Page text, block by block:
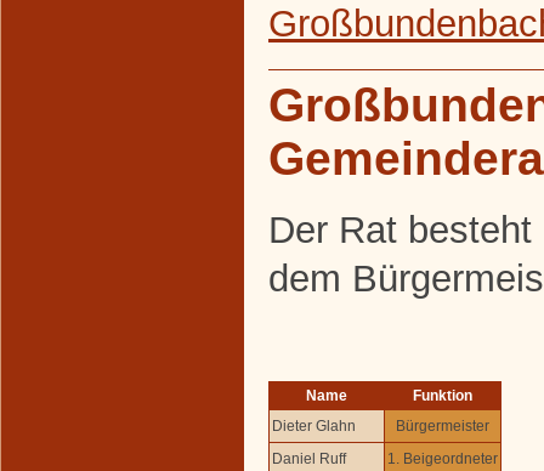
Der Rat
dem
Name
Funktion
Dieter Glahn
Bürgermeister
Daniel Ruff
1. Beigeordneter